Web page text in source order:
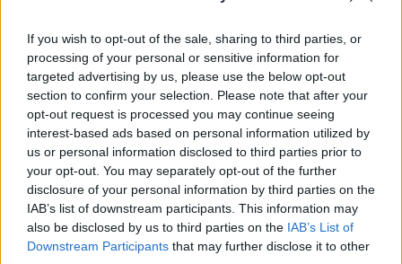
If you wish to opt-out of the sale, sharing to third parties, or
processing of your personal or sensitive information for
targeted advertising by us, please use the below opt-out
section to confirm your selection. Please note that after your
opt-out request is processed you may continue seeing
interest-based ads based on personal information utilized by
us or personal information disclosed to third parties prior to
your opt-out. You may separately opt-out of the further
disclosure of your personal information by third parties on the
IAB’s list of downstream participants. This information may
also be disclosed by us to third parties on the IAB’s List of
Downstream Participants that may further disclose it to other
fundokba - írja a Financial Times.
Az SCM Direct elemzése szerint az ország legnagyobb
nyugdíjalapjai, amelyek összesen 4,8 millió jövőbeli
nyugdíjas számláját kezelik, 2,85 milliárd angol fontnyi
költséget fizettek ki hedge fund menedzsereknek. A
hagyományosan vagyonosabb és intézményi befektetők
vagyonát kezelő hedge fundok egyre több kritikát kapnak a
magas költségeik és átláthatatlan költségszerkezetük...
KEDVES OLVASÓNK!